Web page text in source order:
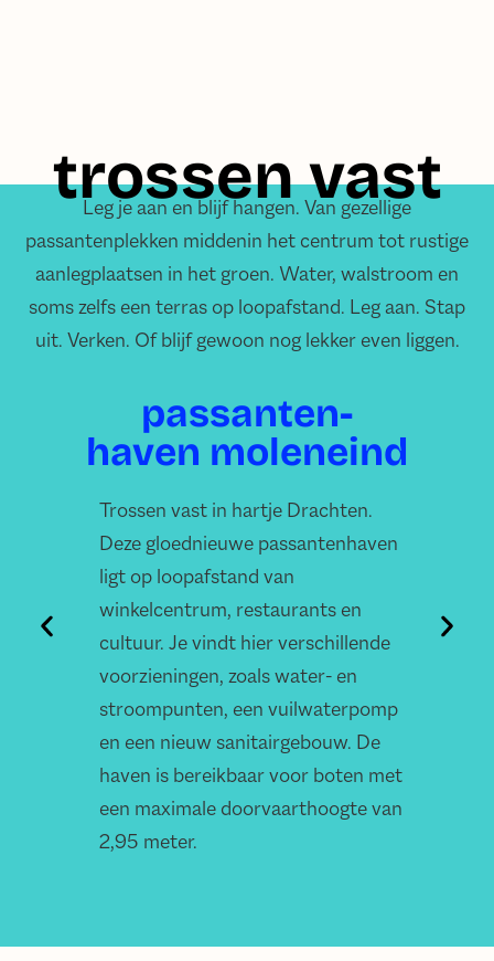
trossen vast
Leg je aan en blijf hangen. Van gezellige
passantenplekken middenin het centrum tot rustige
aanlegplaatsen in het groen. Water, walstroom en
soms zelfs een terras op loopafstand. Leg aan. Stap
uit. Verken. Of blijf gewoon nog lekker even liggen.
passanten-
haven moleneind
Trossen vast in hartje Drachten.
Deze gloednieuwe passantenhaven
ligt op loopafstand van
winkelcentrum, restaurants en
cultuur. Je vindt hier verschillende
voorzieningen, zoals water- en
stroompunten, een vuilwaterpomp
en een nieuw sanitairgebouw. De
haven is bereikbaar voor boten met
een maximale doorvaarthoogte van
2,95 meter.